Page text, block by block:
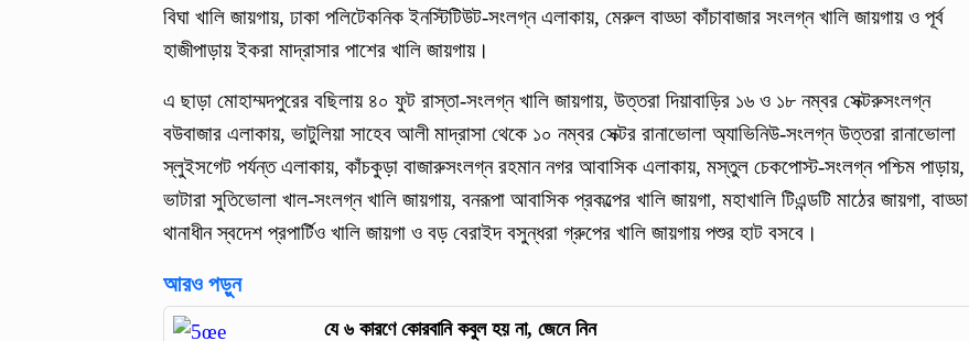
বিঘা খালি জায়গায়, ঢাকা পলিটেকনিক ইনস্টিটিউট-সংলগ্ন এলাকায়, মেরুল বাড্ডা কাঁচাবাজার সংলগ্ন খালি জায়গায় ও পূর্ব
হাজীপাড়ায় ইকরা মাদ্রাসার পাশের খালি জায়গায়।
এ ছাড়া মোহাম্মদপুরের বছিলায় ৪০ ফুট রাস্তা-সংলগ্ন খালি জায়গায়, উত্তরা দিয়াবাড়ির ১৬ ও ১৮ নম্বর সেক্টরুসংলগ্ন
বউবাজার এলাকায়, ভাটুলিয়া সাহেব আলী মাদ্রাসা থেকে ১০ নম্বর সেক্টর রানাভোলা অ্যাভিনিউ-সংলগ্ন উত্তরা রানাভোলা
স্লুইসগেট পর্যন্ত এলাকায়, কাঁচকুড়া বাজারুসংলগ্ন রহমান নগর আবাসিক এলাকায়, মস্তুল চেকপোস্ট-সংলগ্ন পশ্চিম পাড়ায়,
ভাটারা সুতিভোলা খাল-সংলগ্ন খালি জায়গায়, বনরূপা আবাসিক প্রকল্পের খালি জায়গা, মহাখালি টিএন্ডটি মাঠের জায়গা, বাড্ডা
থানাধীন স্বদেশ প্রপার্টিও খালি জায়গা ও বড় বেরাইদ বসুন্ধরা গ্রুপের খালি জায়গায় পশুর হাট বসবে।
আরও পড়ুন
যে ৬ কারণে কোরবানি কবুল হয় না, জেনে নিন